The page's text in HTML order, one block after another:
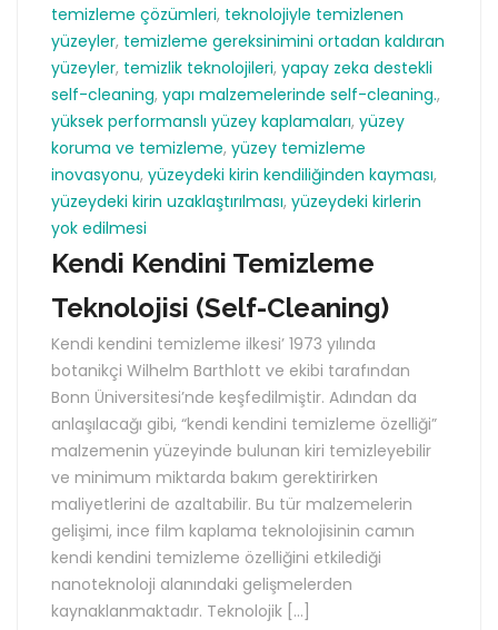
temizleme çözümleri, teknolojiyle temizlenen
yüzeyler, temizleme gereksinimini ortadan kaldıran
yüzeyler, temizlik teknolojileri, yapay zeka destekli
self-cleaning, yapı malzemelerinde self-cleaning.,
yüksek performanslı yüzey kaplamaları, yüzey
koruma ve temizleme, yüzey temizleme
inovasyonu, yüzeydeki kirin kendiliğinden kayması,
yüzeydeki kirin uzaklaştırılması, yüzeydeki kirlerin
yok edilmesi
Kendi Kendini Temizleme
Teknolojisi (Self-Cleaning)
Kendi kendini temizleme ilkesi’ 1973 yılında
botanikçi Wilhelm Barthlott ve ekibi tarafından
Bonn Üniversitesi’nde keşfedilmiştir. Adından da
anlaşılacağı gibi, “kendi kendini temizleme özelliği”
malzemenin yüzeyinde bulunan kiri temizleyebilir
ve minimum miktarda bakım gerektirirken
maliyetlerini de azaltabilir. Bu tür malzemelerin
gelişimi, ince film kaplama teknolojisinin camın
kendi kendini temizleme özelliğini etkilediği
nanoteknoloji alanındaki gelişmelerden
kaynaklanmaktadır. Teknolojik […]